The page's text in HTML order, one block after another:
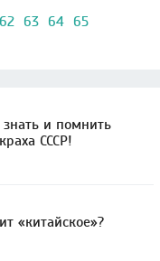
62 63 64 65
и помнить
СССР!
«китайское»?